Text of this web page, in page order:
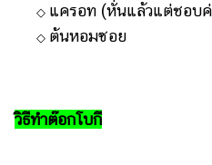
◇ แครอท (หั่นแล้วแต่ชอบ
◇ ต้นหอมซอย
วิธีทำต๊อกโบกี